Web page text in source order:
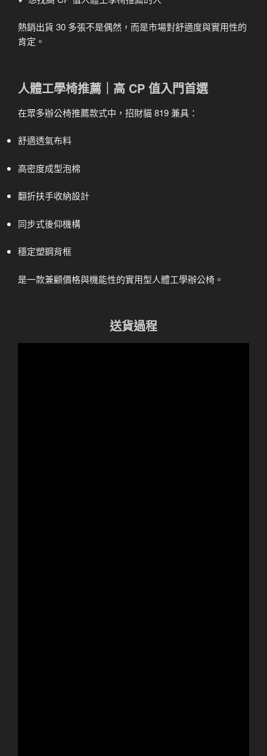
熱銷出貨 30 多張不是偶然，而是市場對舒適度與實用性的
肯定。
人體工學椅推薦｜高 CP 值入門首選
在眾多辦公椅推薦款式中，招財貓 819 兼具：
舒適透氣布料
高密度成型泡棉
翻折扶手收納設計
同步式後仰機構
穩定塑鋼背框
是一款兼顧價格與機能性的實用型人體工學辦公椅。
送貨過程